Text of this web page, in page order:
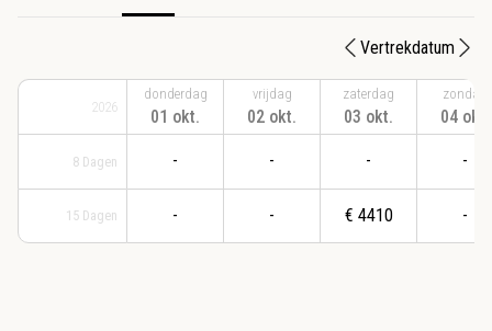
Vertrekdatum
2026
8 Dagen
15 Dagen
donderdag
01 okt.
-
-
vrijdag
02 okt.
-
-
zaterdag
03 okt.
-
€ 4410
zondag
04 okt.
-
-